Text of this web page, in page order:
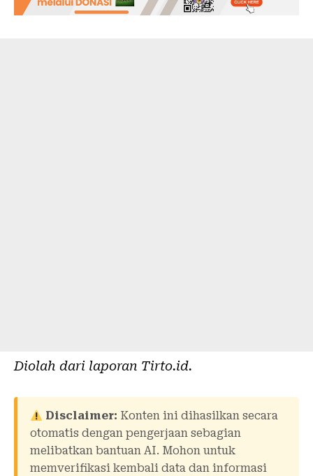
Diolah dari laporan Tirto.id.
Disclaimer: Konten ini dihasilkan secara
otomatis dengan pengerjaan sebagian
melibatkan bantuan AI. Mohon untuk
memverifikasi kembali data dan informasi